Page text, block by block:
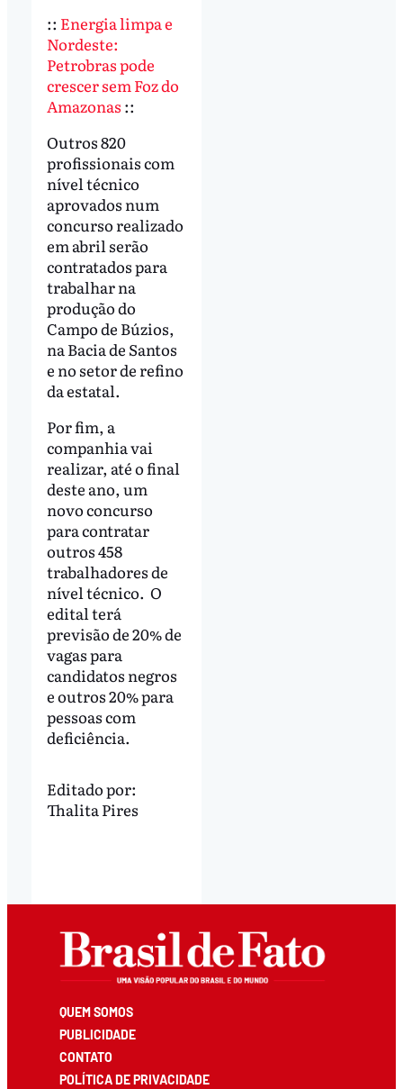
:: Energia limpa e
Nordeste:
Petrobras pode
crescer sem Foz do
Amazonas ::
Outros 820
profissionais com
nível técnico
aprovados num
concurso realizado
em abril serão
contratados para
trabalhar na
produção do
Campo de Búzios,
na Bacia de Santos
e no setor de refino
da estatal.
Por fim, a
companhia vai
realizar, até o final
deste ano, um
novo concurso
para contratar
outros 458
trabalhadores de
nível técnico. O
edital terá
previsão de 20% de
vagas para
candidatos negros
e outros 20% para
pessoas com
deficiência.
Editado por:
Thalita Pires
QUEM SOMOS
PUBLICIDADE
CONTATO
POLÍTICA DE PRIVACIDADE